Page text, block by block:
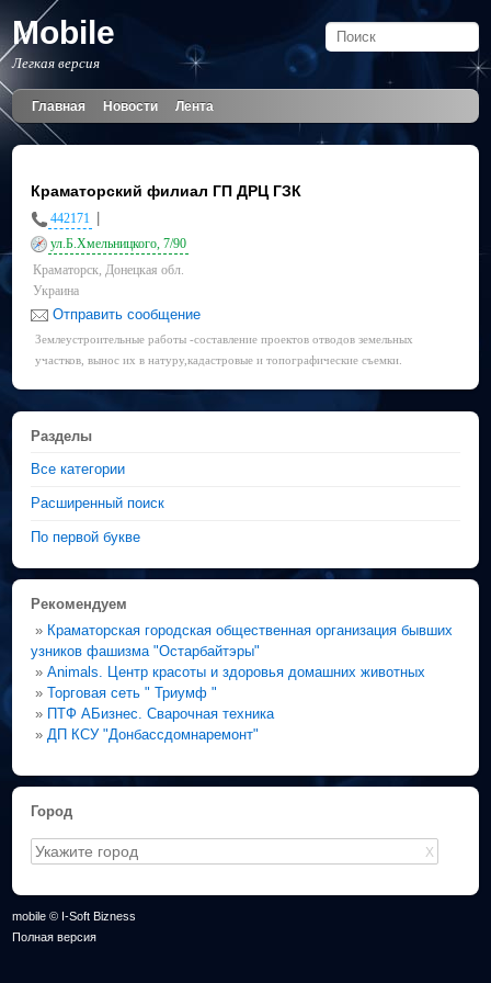
Mobile
Легкая версия
Главная Новости Лента
Краматорский филиал ГП ДРЦ ГЗК
442171
ул.Б.Хмельницкого, 7/90
Краматорск, Донецкая обл.
Украина
Отправить сообщение
Землеустроительные работы -составление проектов отводов земельных
участков, вынос их в натуру,кадастровые и топографические съемки.
Разделы
Все категории
Расширенный поиск
По первой букве
Рекомендуем
» Краматорская городская общественная организация бывших
узников фашизма "Остарбайтэры"
»Animals. Центр красоты и здоровья домашних животных
»Торговая сеть " Триумф "
» ПТФ АБизнес. Сварочная техника
» ДП КСУ "Донбассдомнаремонт"
Город
X
mobile © I-Soft Bizness
Полная версия